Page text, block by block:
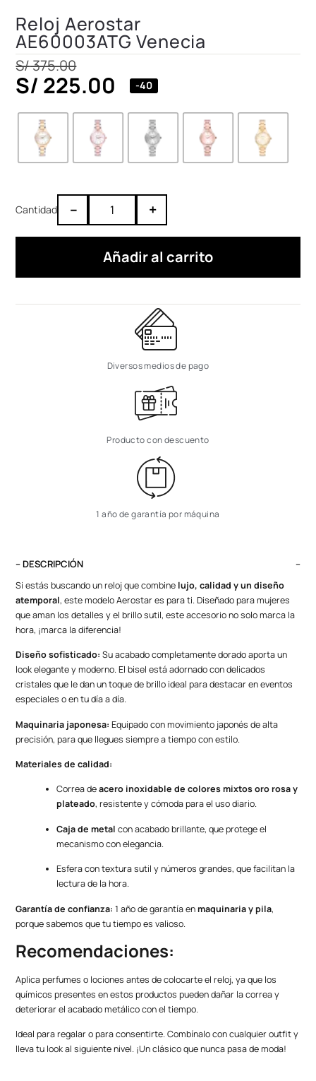
Reloj Aerostar
AE60003ATG Venecia
S/375.00
S/ 225.00 -40
– +
Añadir al carrito
Diversos medios de pago
Producto con descuento
1 año de garantía por máquina
– DESCRIPCIÓN
Si estás buscando un reloj que combine lujo, calidad y un diseño
atemporal, este modelo Aerostar es para ti. Diseñado para mujeres
que aman los detalles y el brillo sutil, este accesorio no solo marca la
hora, ¡marca la diferencia!
Diseño sofisticado: Su acabado completamente dorado aporta un
look elegante y moderno. El bisel está adornado con delicados
cristales que le dan un toque de brillo ideal para destacar en eventos
especiales o en tu día a día.
Maquinaria japonesa: Equipado con movimiento japonés de alta
precisión, para que llegues siempre a tiempo con estilo.
Materiales de calidad:
Correa deacero inoxidable de colores mixtos oro rosa y
plateado, resistente y cómoda para el uso diario.
Caja de metal con acabado brillante, que protege el
mecanismo con elegancia.
Esfera con textura sutil y números grandes, que facilitan la
lectura de la hora.
Garantía de confianza: 1 año de garantía enmaquinaria y pila,
porque sabemos que tu tiempo es valioso.
Recomendaciones:
Aplica perfumes o lociones antes de colocarte el reloj, ya que los
químicos presentes en estos productos pueden dañar la correa y
deteriorar el acabado metálico con el tiempo.
Ideal para regalar o para consentirte. Combínalo con cualquier outfit y
lleva tu look al siguiente nivel. ¡Un clásico que nunca pasa de moda!